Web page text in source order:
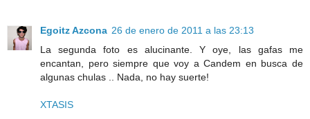
Egoitz Azcona 26 de enero de 2011 a las 23:13
La segunda foto es alucinante. Y oye, las gafas me
encantan, pero siempre que voy a Candem en busca de
algunas chulas .. Nada, no hay suerte!
XTASIS